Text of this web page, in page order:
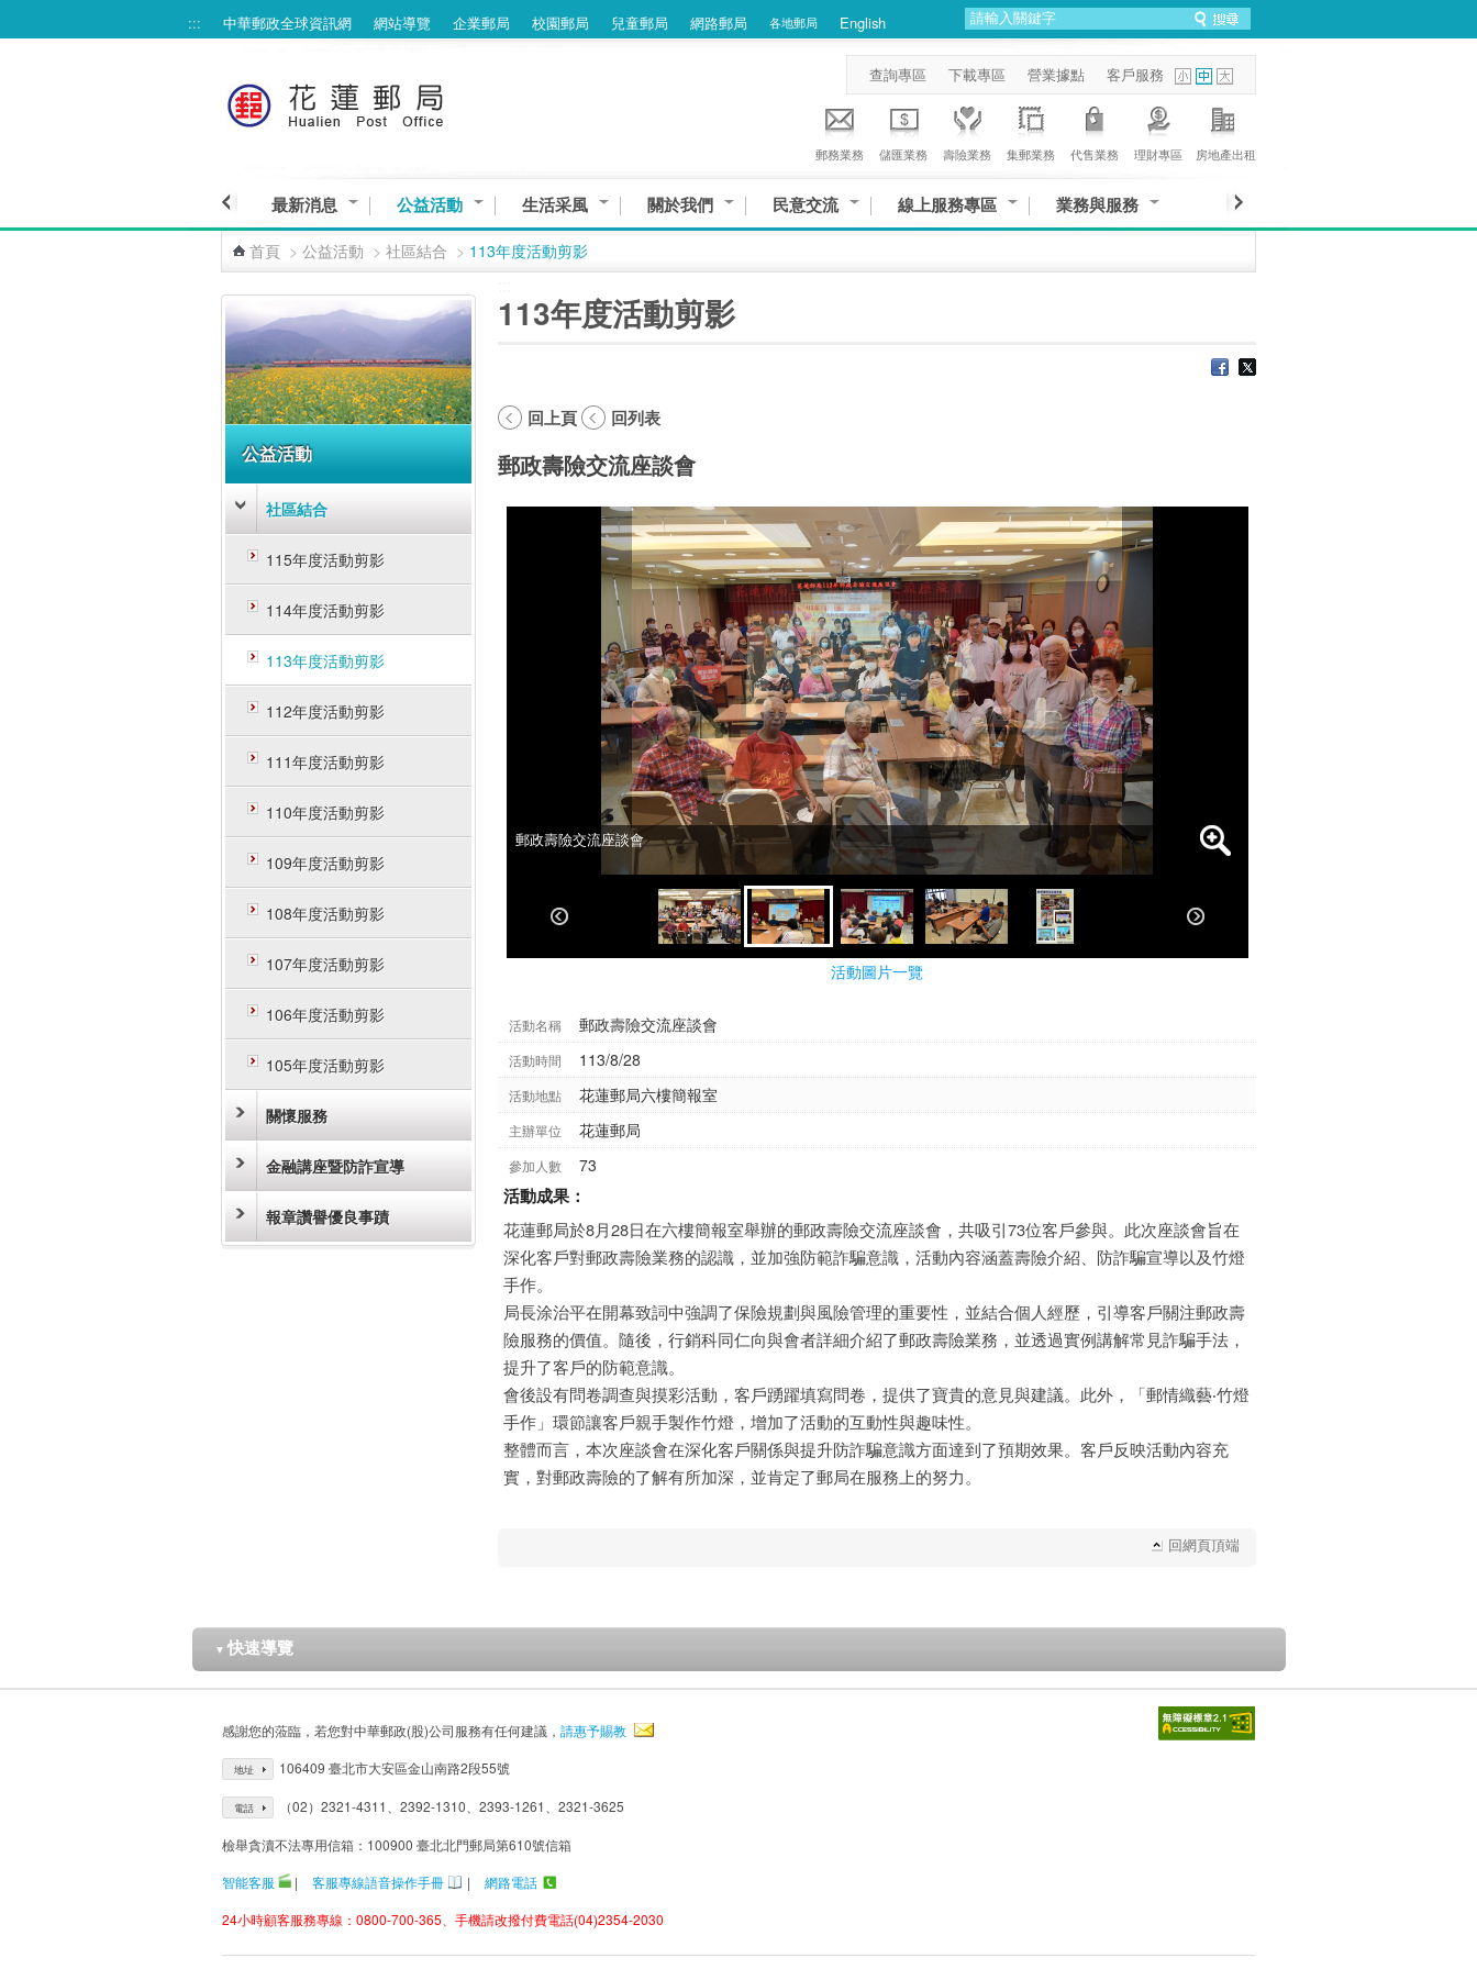
::: 中華郵政全球資訊網 網站導覽 企業郵局 校園郵局 兒童郵局 網路郵局 各地郵局 English
查詢專區 下載專區 營業據點 客戶服務
郵務業務 儲匯業務 壽險業務 集郵業務 代售業務 理財專區 房地產出租
最新消息 公益活動 生活采風 關於我們 民意交流 線上服務專區 業務與服務
首頁 > 公益活動 > 社區結合 > 113年度活動剪影
公益活動
社區結合
115年度活動剪影
114年度活動剪影
113年度活動剪影
112年度活動剪影
111年度活動剪影
110年度活動剪影
109年度活動剪影
108年度活動剪影
107年度活動剪影
106年度活動剪影
105年度活動剪影
關懷服務
金融講座暨防詐宣導
報章讚譽優良事蹟
113年度活動剪影
回上頁 回列表
郵政壽險交流座談會
郵政壽險交流座談會
郵政壽險交流座談會
活動圖片一覽
活動名稱 郵政壽險交流座談會
活動時間 113/8/28
活動地點 花蓮郵局六樓簡報室
主辦單位 花蓮郵局
參加人數 73
活動成果：
花蓮郵局於8月28日在六樓簡報室舉辦的郵政壽險交流座談會，共吸引73位客戶參與。此次座談會旨在
深化客戶對郵政壽險業務的認識，並加強防範詐騙意識，活動內容涵蓋壽險介紹、防詐騙宣導以及竹燈
手作。
局長涂治平在開幕致詞中強調了保險規劃與風險管理的重要性，並結合個人經歷，引導客戶關注郵政壽
險服務的價值。隨後，行銷科同仁向與會者詳細介紹了郵政壽險業務，並透過實例講解常見詐騙手法，
提升了客戶的防範意識。
會後設有問卷調查與摸彩活動，客戶踴躍填寫問卷，提供了寶貴的意見與建議。此外，「郵情織藝‧竹燈
手作」環節讓客戶親手製作竹燈，增加了活動的互動性與趣味性。
整體而言，本次座談會在深化客戶關係與提升防詐騙意識方面達到了預期效果。客戶反映活動內容充
實，對郵政壽險的了解有所加深，並肯定了郵局在服務上的努力。
回網頁頂端
▼ 快速導覽
感謝您的蒞臨，若您對中華郵政(股)公司服務有任何建議， 請惠予賜教
地址 106409 臺北市大安區金山南路2段55號
電話 （02）2321-4311、2392-1310、2393-1261、2321-3625
檢舉貪瀆不法專用信箱：100900 臺北北門郵局第610號信箱
智能客服
| 客服專線語音操作手冊 |
網路電話
24小時顧客服務專線：0800-700-365、手機請改撥付費電話(04)2354-2030